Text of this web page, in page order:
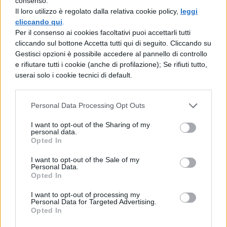
Il loro utilizzo è regolato dalla relativa cookie policy, leggi
cliccando qui
Per il consenso ai cookies facoltativi puoi accettarli tutti
cliccando sul bottone Accetta tutti qui di seguito. Cliccando su
Gestisci opzioni è possibile accedere al pannello di controllo
e rifiutare tutti i cookie (anche di profilazione); Se rifiuti tutto,
userai solo i cookie tecnici di default.
Personal Data Processing Opt Outs
I want to opt-out of the Sharing of my
personal data.
Opted In
I want to opt-out of the Sale of my
Personal Data.
Opted In
I want to opt-out of processing my
Personal Data for Targeted Advertising.
Opted In
presentava a scacchiera costruita su un
modello del cosmo come all’epoca veniva
immaginato: ossi un mondo di piccole
dimensioni piatto coperto da una cupola.
Le caratteristiche delle polis greche furono
Con la caduta dell’impero romano
d’occidente che avvenne intorno al V
alcune aree la popolazione scarseggiava,
chiamati wiks che servivano come punto di
appoggio per commercianti e ambulanti.